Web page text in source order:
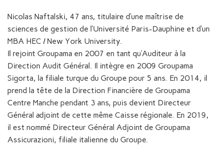
Nicolas Naftalski, 47 ans, titulaire d’une maîtrise de
sciences de gestion de l’Université Paris-Dauphine et d’un
MBA HEC / New York University.
Il rejoint Groupama en 2007 en tant qu’Auditeur à la
Direction Audit Général. Il intègre en 2009 Groupama
Sigorta, la filiale turque du Groupe pour 5 ans. En 2014, il
prend la tête de la Direction Financière de Groupama
Centre Manche pendant 3 ans, puis devient Directeur
Général adjoint de cette même Caisse régionale. En 2019,
il est nommé Directeur Général Adjoint de Groupama
Assicurazioni, filiale italienne du Groupe.